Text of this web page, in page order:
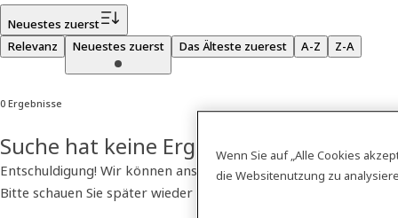
Neuestes zuerst
Relevanz
Neuestes zuerst Das Älteste zuerest A-Z Z-A
0 Ergebnisse
Suche hat keine Ergebnisse geliefert
Entschuldigung! Wir können anscheinend kein Produkt finden.
Bitte schauen Sie später wieder vorbei!
Wenn Sie auf „Alle Cookies
die Websitenutzung zu